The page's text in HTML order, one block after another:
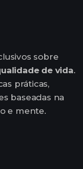
sobre
de vida.
práticas,
baseadas na
e mente.